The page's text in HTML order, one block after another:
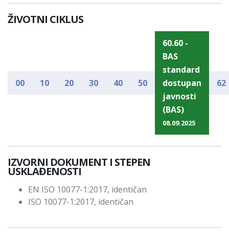
ŽIVOTNI CIKLUS
00 10 20 30 40 50
60.60 -
BAS
standard
dostupan
javnosti
(BAS)
08.09.2025
62
IZVORNI DOKUMENT I STEPEN
USKLAĐENOSTI
EN ISO 10077-1:2017, identičan
ISO 10077-1:2017, identičan